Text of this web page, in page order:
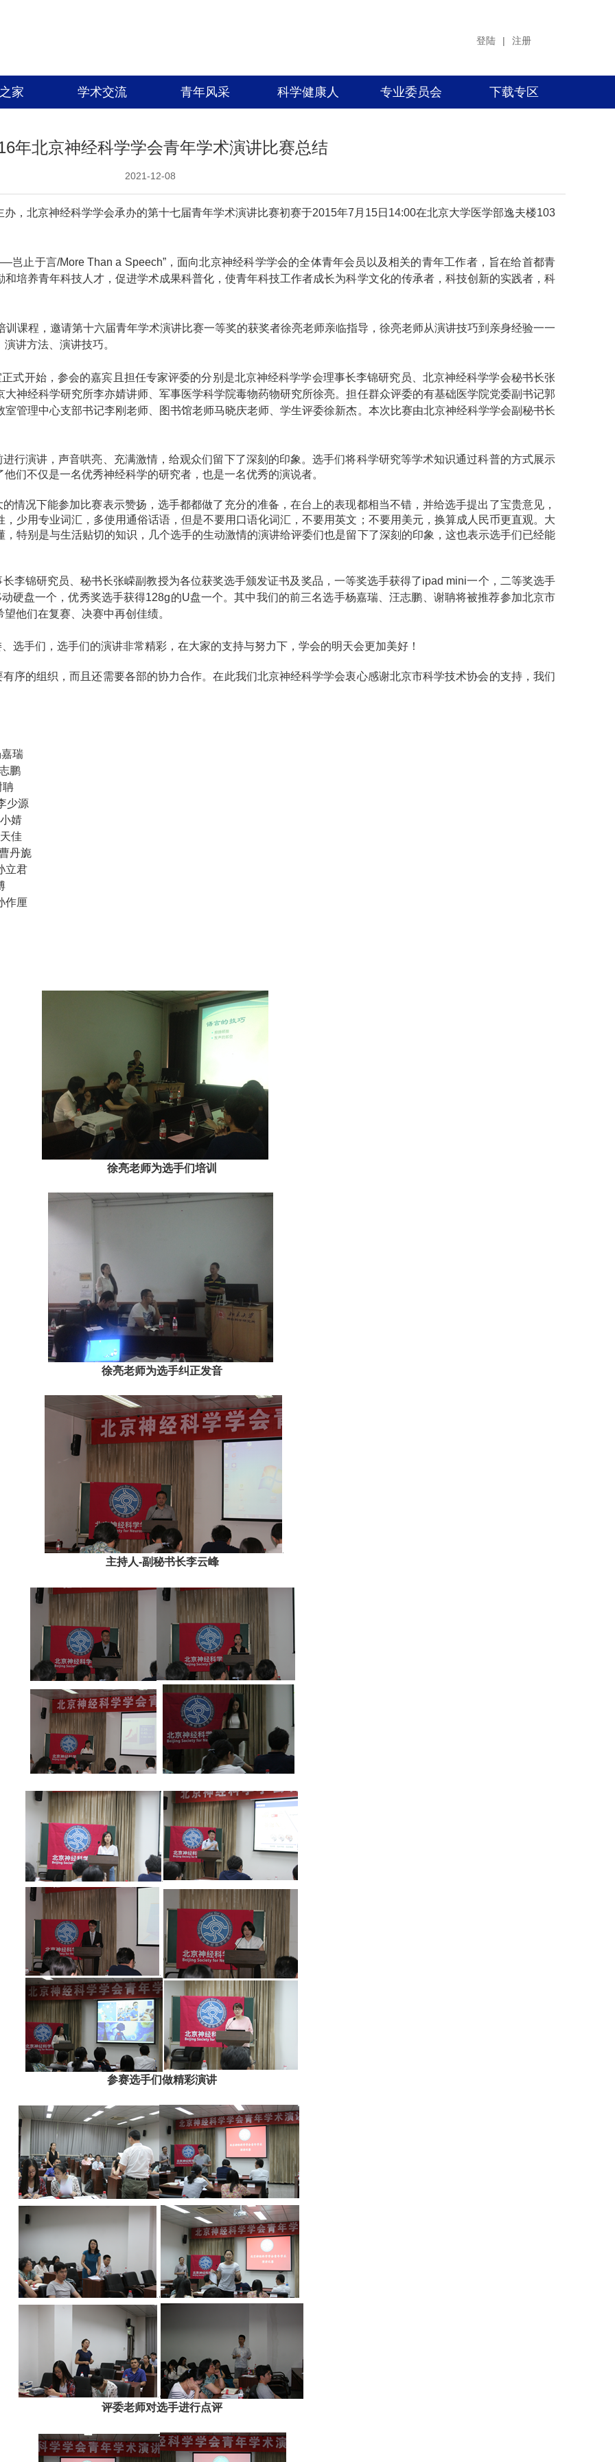
登陆 | 注册
家 学术交流 青年风采 科学健康人 专业委员会 下载专区
年北京神经科学学会青年学术演讲比赛总结
2021-12-08
北京神经科学学会承办的第十七届青年学术演讲比赛初赛于2015年7 月 15日 14:00在北京大学医学部逸夫楼103
岂止于言/More Than a Speech”，面向北京神经科学学会的全体青年会员以及相关的青年工作者，旨在给首都青
培养青年科技人才，促进学术成果科普化，使青年科技工作者成长为科学文化的传承者，科技创新的实践者，科
课程，邀请第十六届青年学术演讲比赛一等奖的获奖者徐亮老师亲临指导，徐亮老师从演讲技巧到亲身经验一一
讲方法、演讲技巧。
正式开始，参会的嘉宾且担任专家评委的分别是北京神经科学学会理事长李锦研究员、北京神经科学学会秘书长张
神经科学研究所李亦婧讲师、军事医学科学院毒物药物研究所徐亮。担任群众评委的有基础医学院党委副书记郭
管理中心支部书记李刚老师、图书馆老师马晓庆老师、学生评委徐新杰。本次比赛由北京神经科学学会副秘书长
行演讲，声音哄亮、充满激情，给观众们留下了深刻的印象。选手们将科学研究等学术知识通过科普的方式展示
们不仅是一名优秀神经科学的研究者，也是一名优秀的演说者。
情况下能参加比赛表示赞扬，选手都都做了充分的准备，在台上的表现都相当不错，并给选手提出了宝贵意见，
少用专业词汇，多使用通俗话语，但是不要用口语化词汇，不要用英文；不要用美元，换算成人民币更直观。大
特别是与生活贴切的知识，几个选手的生动激情的演讲给评委们也是留下了深刻的印象，这也表示选手们已经能
李锦研究员、秘书长张嵘副教授为各位获奖选手颁发证书及奖品，一等奖选手获得了ipad mini一个，二等奖选手
硬盘一个，优秀奖选手获得128g的U盘一个。其中我们的前三名选手杨嘉瑞、汪志鹏、谢聃将被推荐参加北京市
他们在复赛、决赛中再创佳绩。
选手们，选手们的演讲非常精彩，在大家的支持与努力下，学会的明天会更加美好！
序的组织，而且还需要各部的协力合作。在此我们北京神经科学学会衷心感谢北京市科学技术协会的支持，我们
瑞
鹏
聃
少源
婧
佳
丹旎
立君
作厘
徐亮老师为选手们培训
徐亮老师为选手纠正发音
主持人-副秘书长李云峰
参赛选手们做精彩演讲
评委老师对选手进行点评